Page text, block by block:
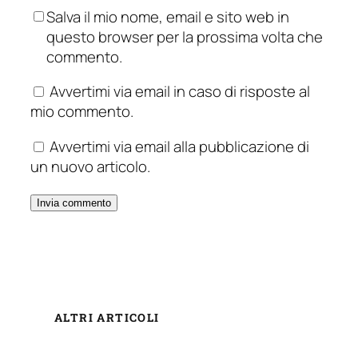
Salva il mio nome, email e sito web in
questo browser per la prossima volta che
commento.
Avvertimi via email in caso di risposte al
mio commento.
Avvertimi via email alla pubblicazione di
un nuovo articolo.
ALTRI ARTICOLI